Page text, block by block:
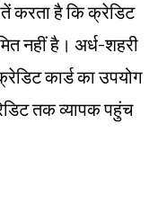
करता है कि क्रेडिट
नहीं है। अर्ध-शहरी
कार्ड का उपयोग
तक व्यापक पहुंच